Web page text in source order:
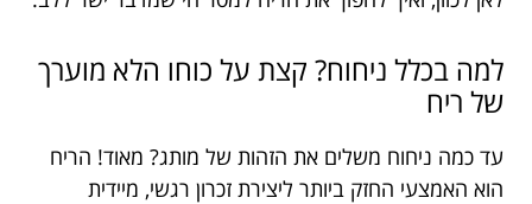
למה בכלל ניחוח? קצת על כוחו הלא מוערך
של ריח
עד כמה ניחוח משלים את הזהות של מותג? מאוד! הריח
הוא האמצעי החזק ביותר ליצירת זכרון רגשי, מיידית